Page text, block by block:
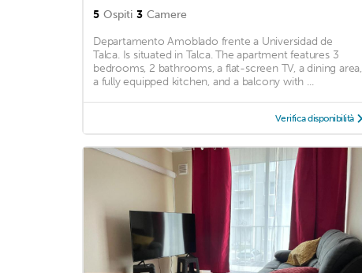
5 Ospiti 3 Camere
Departamento Amoblado frente a Universidad de
Talca. Is situated in Talca. The apartment features 3
bedrooms, 2 bathrooms, a flat-screen TV, a dining area,
a fully equipped kitchen, and a balcony with ...
Verifica disponibilità